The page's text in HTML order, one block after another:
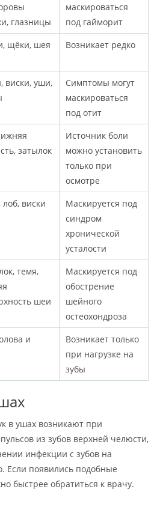
глазницы
маскироваться
под гайморит
щёки, шея Возникает редко
виски, уши,
Симптомы могут
маскироваться
под отит
затылок
Источник боли
можно установить
только при
осмотре
лоб, виски
Маскируется под
синдром
хронической
усталости
темя,
шеи
Маскируется под
обострение
шейного
остеохондроза
и
Возникает только
при нагрузке на
зубы
в ушах возникают при
из зубов верхней челюсти,
инфекции с зубов на
Если появились подобные
быстрее обратиться к врачу.